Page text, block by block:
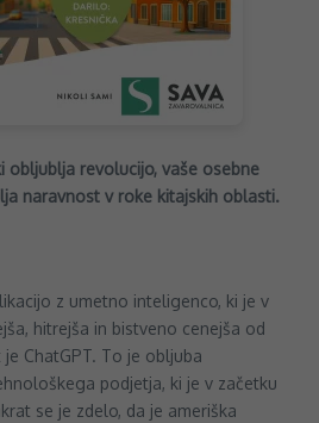
obljublja revolucijo, vaše osebne
naravnost v roke kitajskih oblasti.
z umetno inteligenco, ki je v
hitrejša in bistveno cenejša od
ChatGPT. To je obljuba
podjetja, ki je v začetku
se je zdelo, da je ameriška